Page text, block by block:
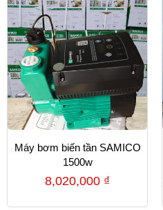
Máy bơm biến tần SAMICO
1500w
8,020,000 ₫